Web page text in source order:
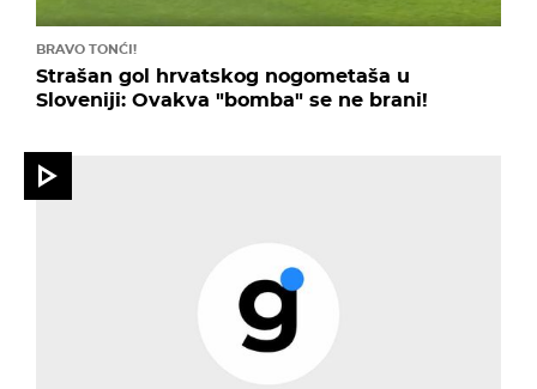
BRAVO TONĆI!
Strašan gol hrvatskog nogometaša u
Sloveniji: Ovakva "bomba" se ne brani!